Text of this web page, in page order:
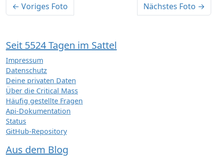
← Voriges Foto Nächstes Foto →
Seit 5524 Tagen im Sattel
Impressum
Datenschutz
Deine privaten Daten
Über die Critical Mass
Häufig gestellte Fragen
Api-Dokumentation
Status
GitHub-Repository
Aus dem Blog